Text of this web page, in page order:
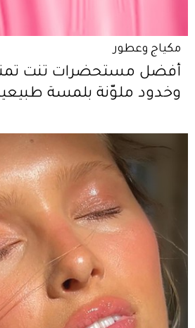
مكياج وعطور
أفضل مستحضرات تنت
وخدود ملوّنة بلمسة